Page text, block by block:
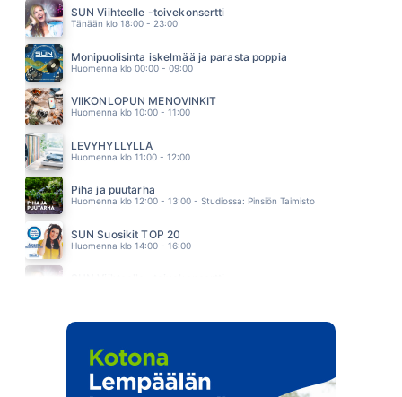
ELLIMEI & KAUKUA
03.34
SANI
03.31
SUN Viihteelle -toivekonsertti
Tänään klo 18:00 - 23:00
Monipuolisinta iskelmää ja parasta poppia
Huomenna klo 00:00 - 09:00
VIIKONLOPUN MENOVINKIT
Huomenna klo 10:00 - 11:00
LEVYHYLLYLLÄ
Huomenna klo 11:00 - 12:00
Piha ja puutarha
Huomenna klo 12:00 - 13:00 - Studiossa: Pinsiön Taimisto
SUN Suosikit TOP 20
Huomenna klo 14:00 - 16:00